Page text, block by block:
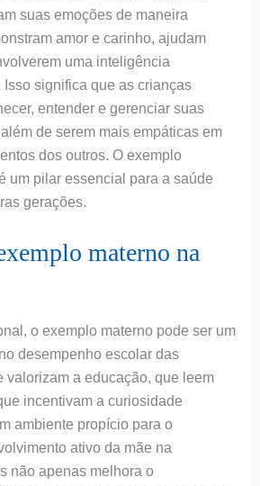
suas emoções de maneira
amor e carinho, ajudam
uma inteligência
significa que as crianças
entender e gerenciar suas
de serem mais empáticas em
dos outros. O exemplo
um pilar essencial para a saúde
gerações.
materno na
o exemplo materno pode ser um
desempenho escolar das
valorizam a educação, que leem
incentivam a curiosidade
ambiente propício para o
ativo da mãe na
não apenas melhora o